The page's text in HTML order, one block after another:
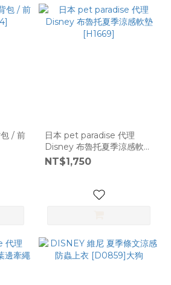
/ 前
日本 pet paradise 代理
Disney 布魯托夏季涼感軟墊
[H1669]
NT$1,750